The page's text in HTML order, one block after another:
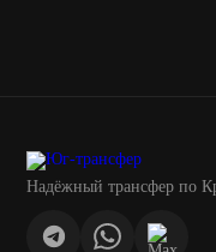
Надёжный трансфер по